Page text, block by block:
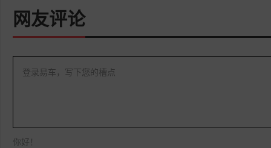
网友评论
登录易车，写下您的槽点
你好！